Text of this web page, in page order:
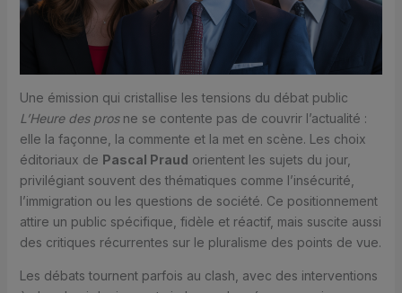
Une émission qui cristallise les tensions du débat public
L’Heure des prosne se contente pas de couvrir l’actualité :
elle la façonne, la commente et la met en scène. Les choix
éditoriaux de Pascal Praud orientent les sujets du jour,
privilégiant souvent des thématiques comme l’insécurité,
l’immigration ou les questions de société. Ce positionnement
attire un public spécifique, fidèle et réactif, mais suscite aussi
des critiques récurrentes sur le pluralisme des points de vue.
Les débats tournent parfois au clash, avec des interventions